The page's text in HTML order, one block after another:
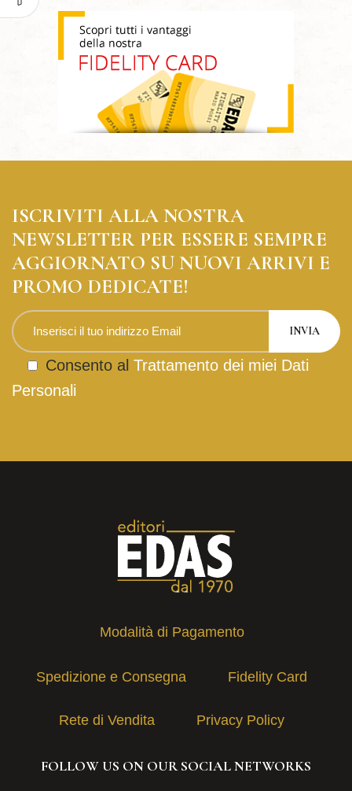
ISCRIVITI ALLA NOSTRA
NEWSLETTER PER ESSERE SEMPRE
AGGIORNATO SU NUOVI ARRIVI E
PROMO DEDICATE!
Consento al Trattamento dei miei Dati
Personali
Modalità di Pagamento
Spedizione e Consegna Fidelity Card
Rete di Vendita Privacy Policy
FOLLOW US ON OUR SOCIAL NETWORKS